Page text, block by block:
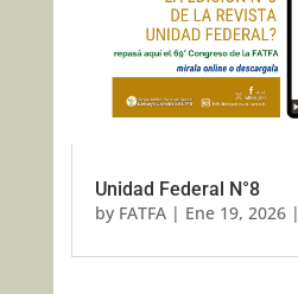
Unidad Federal N°8
by FATFA| Ene 19, 2026|